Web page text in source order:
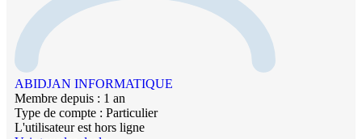
ABIDJAN INFORMATIQUE
Membre depuis : 1 an
Type de compte : Particulier
L'utilisateur est hors ligne